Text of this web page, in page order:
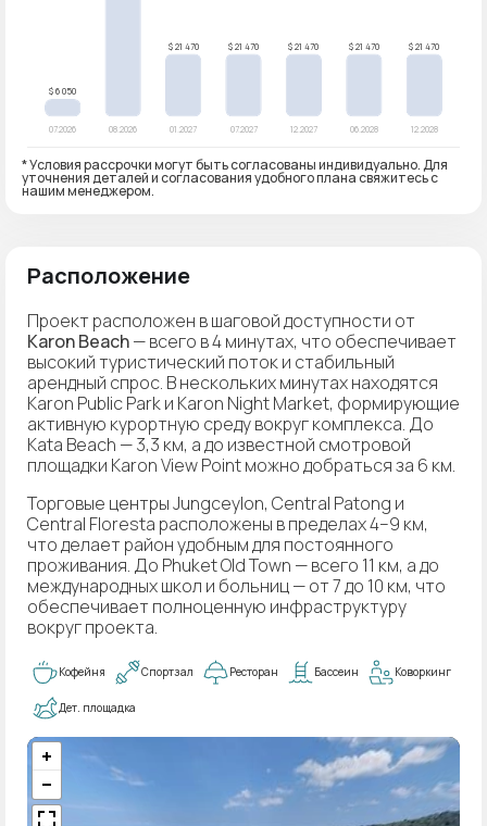
* Условия рассрочки могут быть согласованы индивидуально. Для
уточнения деталей и согласования удобного плана свяжитесь с
нашим менеджером.
Расположение
Проект расположен в шаговой доступности от
Karon Beach— всего в 4 минутах, что обеспечивает
высокий туристический поток и стабильный
арендный спрос. В нескольких минутах находятся
Karon Public Park и Karon Night Market, формирующие
активную курортную среду вокруг комплекса. До
Kata Beach — 3,3 км, а до известной смотровой
площадки Karon View Point можно добраться за 6 км.
Торговые центры Jungceylon, Central Patong и
Central Floresta расположены в пределах 4–9 км,
что делает район удобным для постоянного
проживания. До Phuket Old Town — всего 11 км, а до
международных школ и больниц — от 7 до 10 км, что
обеспечивает полноценную инфраструктуру
вокруг проекта.
Кофейня Спортзал Ресторан Бассеин Коворкинг
Дет. площадка